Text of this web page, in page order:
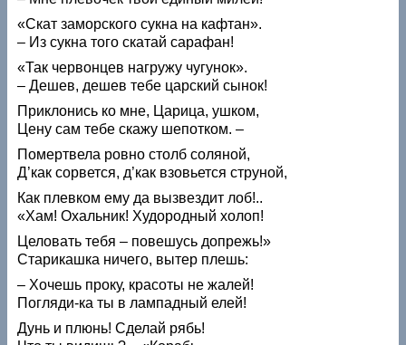
«Скат заморского сукна на кафтан».
– Из сукна того скатай сарафан!
«Так червонцев нагружу чугунок».
– Дешев, дешев тебе царский сынок!
Приклонись ко мне, Царица, ушком,
Цену сам тебе скажу шепотком. –
Помертвела ровно столб соляной,
Д’как сорвется, д’как взовьется струной,
Как плевком ему да вызвездит лоб!..
«Хам! Охальник! Худородный холоп!
Целовать тебя – повешусь допрежь!»
Старикашка ничего, вытер плешь:
– Хочешь проку, красоты не жалей!
Погляди-ка ты в лампадный елей!
Дунь и плюнь! Сделай рябь!